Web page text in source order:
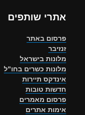
אתרי שותפים
פרסום באתר
זנזיבר
מלונות בישראל
מלונות כשרים בחו"ל
אינדקס תיירות
חדשות טובות
פרסום מאמרים
אימות אתרים